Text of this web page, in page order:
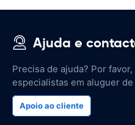
Ajuda e
Precisa de ajuda? Por
especialistas em aluguer
Apoio ao cliente